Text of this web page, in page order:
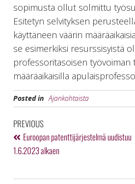
sopimusta ollut solmittu
Esitetyn selvityksen
käyttäneen väärin
se esimerkiksi resurssisyistä
professoritasoisen työvoiman
määräaikaisilla
Posted in Ajankohtaista
PREVIOUS
Euroopan patenttijärjestelmä uudistuu
1.6.2023 alkaen